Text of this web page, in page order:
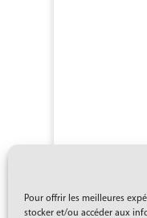
Pour offrir les meilleures
stocker et/ou accéder aux